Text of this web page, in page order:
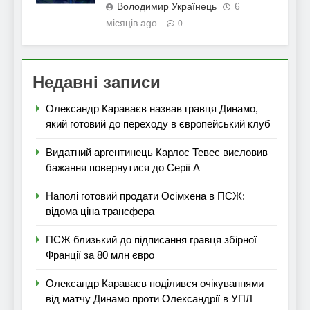
Володимир Українець
6
місяців ago
0
Недавні записи
Олександр Караваєв назвав гравця Динамо,
який готовий до переходу в європейський клуб
Видатний аргентинець Карлос Тевес висловив
бажання повернутися до Серії А
Наполі готовий продати Осімхена в ПСЖ:
відома ціна трансфера
ПСЖ близький до підписання гравця збірної
Франції за 80 млн євро
Олександр Караваєв поділився очікуваннями
від матчу Динамо проти Олександрії в УПЛ